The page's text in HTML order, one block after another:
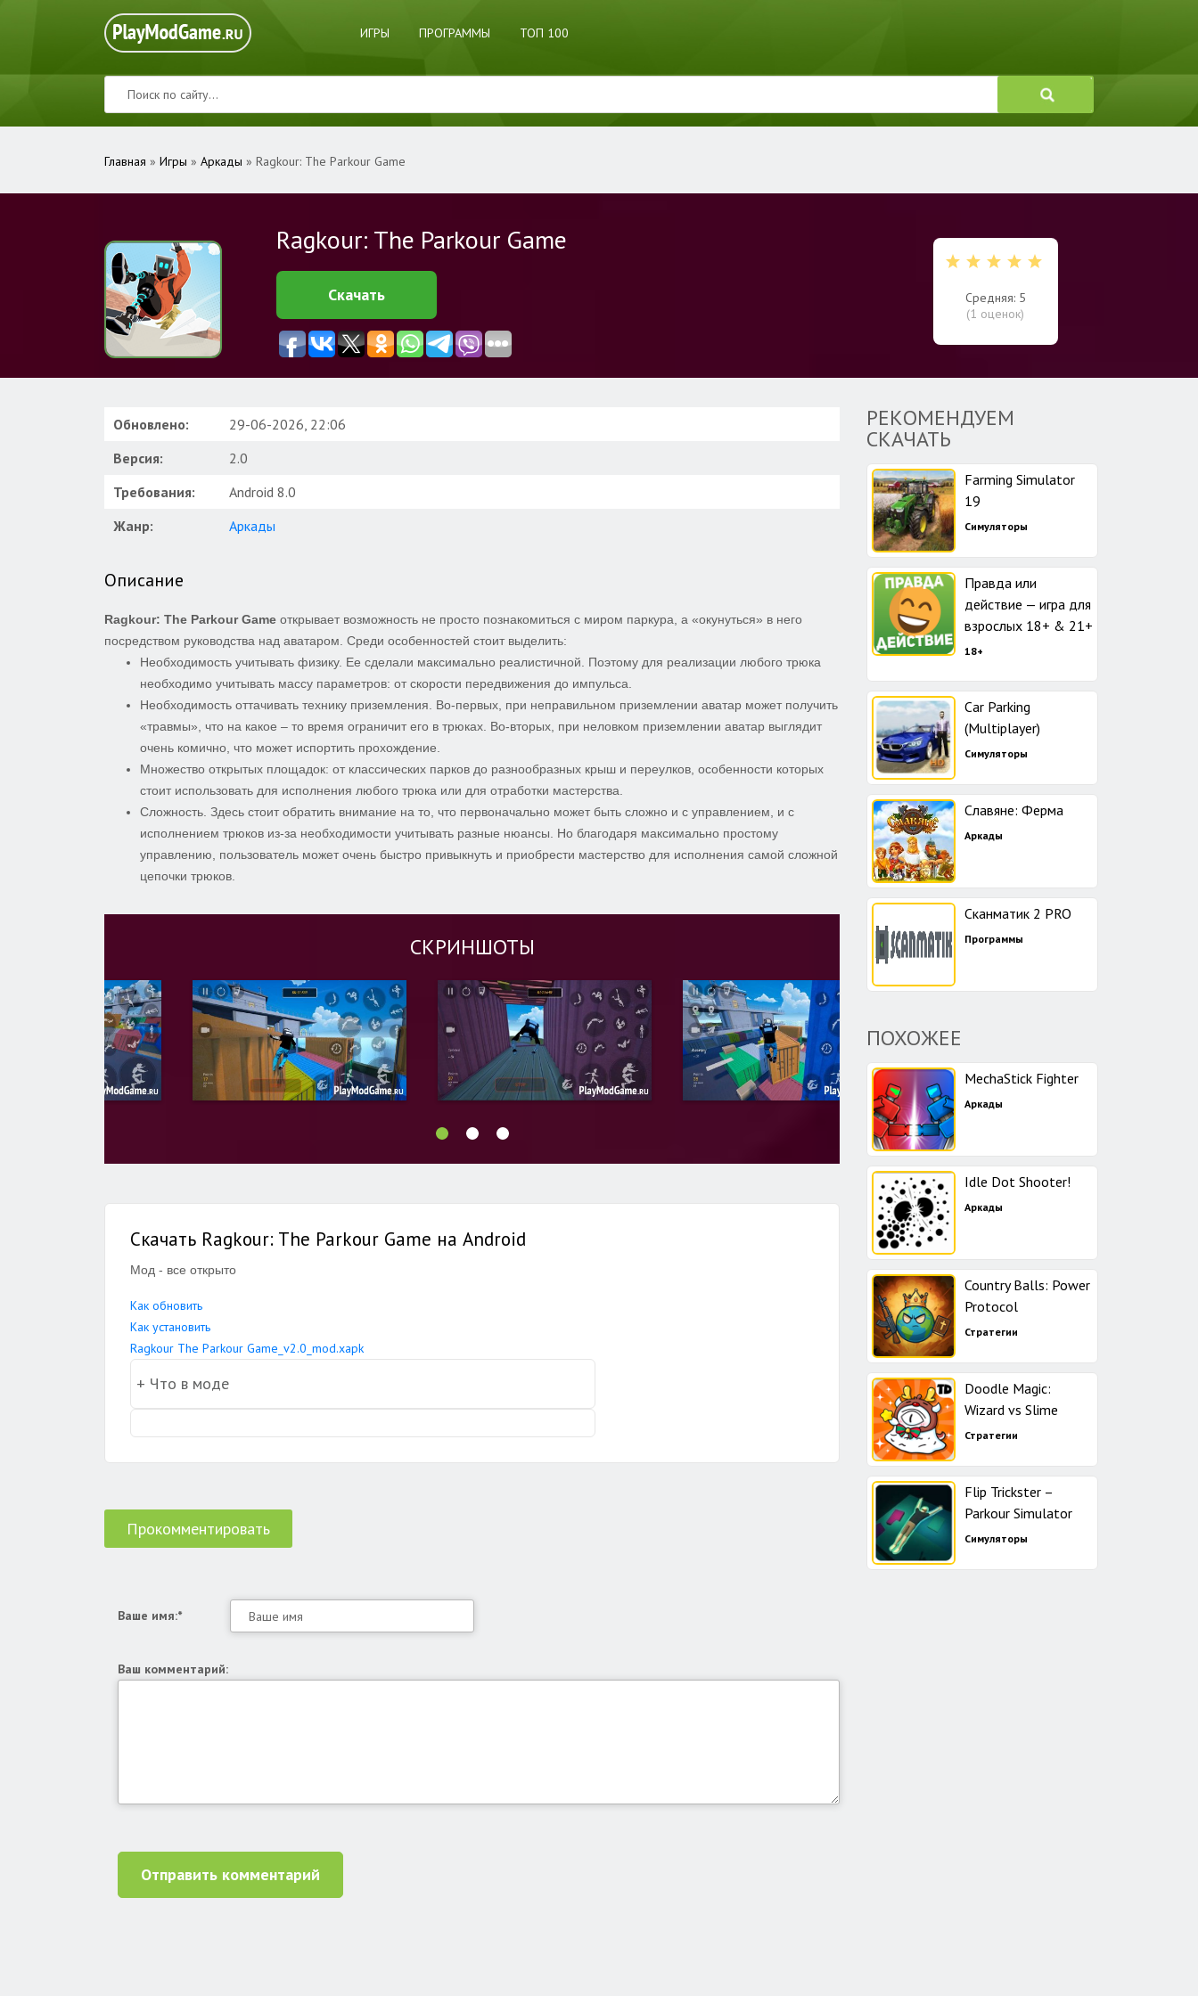
ИГРЫ ПРОГРАММЫ ТОП 100
Главная » Игры » Аркады » Ragkour: The Parkour Game
Ragkour: The Parkour Game
Скачать
Средняя: 5
(1 оценок)
Обновлено:
29-06-2026, 22:06
Версия:
2.0
Требования:
Android 8.0
Жанр:
Аркады
Описание
Ragkour: The Parkour Game открывает возможность не просто познакомиться с миром паркура, а «окунуться» в него
посредством руководства над аватаром. Среди особенностей стоит выделить:
Необходимость учитывать физику. Ее сделали максимально реалистичной. Поэтому для реализации любого трюка
необходимо учитывать массу параметров: от скорости передвижения до импульса.
Необходимость оттачивать технику приземления. Во-первых, при неправильном приземлении аватар может получить
«травмы», что на какое – то время ограничит его в трюках. Во-вторых, при неловком приземлении аватар выглядит
очень комично, что может испортить прохождение.
Множество открытых площадок: от классических парков до разнообразных крыш и переулков, особенности которых
стоит использовать для исполнения любого трюка или для отработки мастерства.
Сложность. Здесь стоит обратить внимание на то, что первоначально может быть сложно и с управлением, и с
исполнением трюков из-за необходимости учитывать разные нюансы. Но благодаря максимально простому
управлению, пользователь может очень быстро привыкнуть и приобрести мастерство для исполнения самой сложной
цепочки трюков.
СКРИНШОТЫ
Скачать Ragkour: The Parkour Game на Android
Мод - все открыто
Как обновить
Как установить
Ragkour The Parkour Game_v2.0_mod.xapk
Прокомментировать
Ваше имя:*
Ваш комментарий:
Отправить комментарий
РЕКОМЕНДУЕМ
СКАЧАТЬ
Farming Simulator
19
Симуляторы
Правда или
действие — игра для
взрослых 18+ & 21+
18+
Car Parking
(Multiplayer)
Симуляторы
Славяне: Ферма
Аркады
Сканматик 2 PRO
Программы
ПОХОЖЕЕ
MechaStick Fighter
Аркады
Idle Dot Shooter!
Аркады
Country Balls: Power
Protocol
Стратегии
Doodle Magic:
Wizard vs Slime
Стратегии
Flip Trickster –
Parkour Simulator
Симуляторы